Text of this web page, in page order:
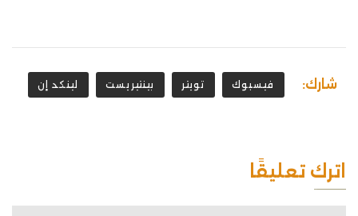
شارك: فيسبوك تويتر بينتيريست لينكد إن
اترك تعليقًا